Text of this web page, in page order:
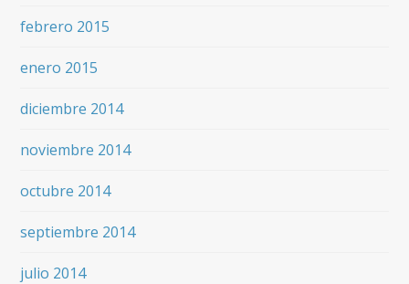
febrero 2015
enero 2015
diciembre 2014
noviembre 2014
octubre 2014
septiembre 2014
julio 2014